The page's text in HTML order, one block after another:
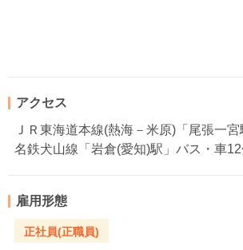
アクセス
ＪＲ東海道本線(熱海－米原)「尾張一
名鉄犬山線「岩倉(愛知)駅」バス・車12
雇用形態
正社員(正職員)